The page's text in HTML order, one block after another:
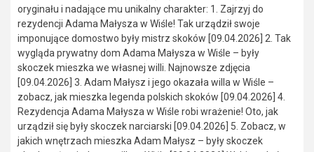
oryginału i nadające mu unikalny charakter: 1. Zajrzyj do
rezydencji Adama Małysza w Wiśle! Tak urządził swoje
imponujące domostwo były mistrz skoków [09.04.2026] 2. Tak
wygląda prywatny dom Adama Małysza w Wiśle – były
skoczek mieszka we własnej willi. Najnowsze zdjęcia
[09.04.2026] 3. Adam Małysz i jego okazała willa w Wiśle –
zobacz, jak mieszka legenda polskich skoków [09.04.2026] 4.
Rezydencja Adama Małysza w Wiśle robi wrażenie! Oto, jak
urządził się były skoczek narciarski [09.04.2026] 5. Zobacz, w
jakich wnętrzach mieszka Adam Małysz – były skoczek